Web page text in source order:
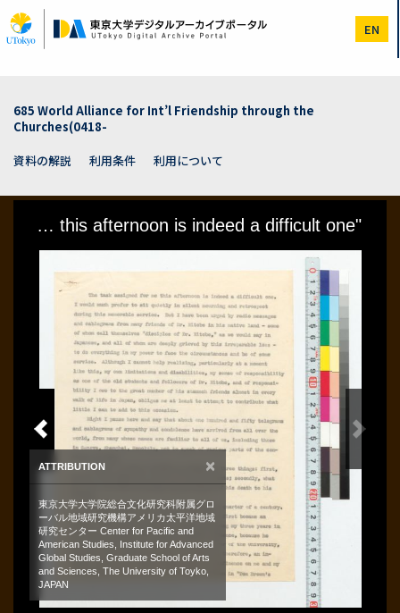
イ
ン
EN
685 World Alliance for Int’l Friendship through the
Churches(0418-
資料の解説
利用条件 利用について